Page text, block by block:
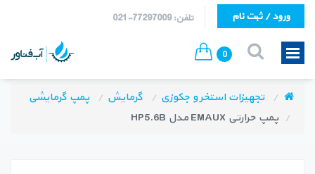
تلفن: 77297009-021 ورود / ثبت نام
0
تجهیزات استخر و جکوزی گرمایش
پمپ گرمایشی
پمپ حرارتی EMAUX مدل HP5.6B